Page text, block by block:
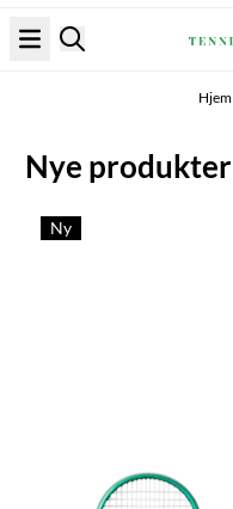
Hopp til innhold
Hjem
Nye produkter
Ny